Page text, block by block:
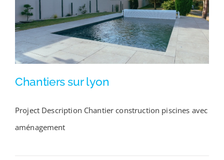
Chantiers sur lyon
Project Description Chantier construction piscines avec
aménagement